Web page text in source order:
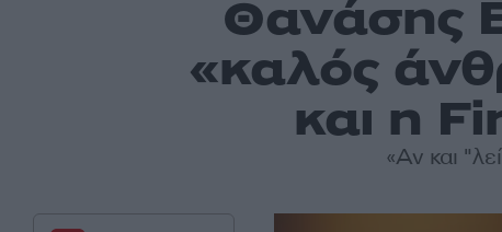
Θανάσης
«καλός
και η
«Αν και